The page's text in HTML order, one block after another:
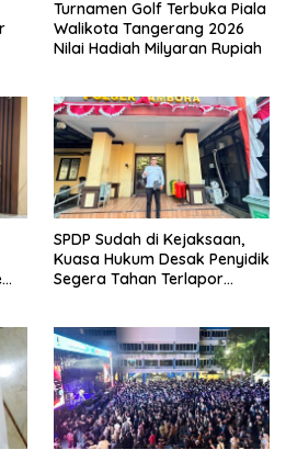
Turnamen Golf Terbuka Piala
Walikota Tangerang 2026
Nilai Hadiah Milyaran Rupiah
SPDP Sudah di Kejaksaan,
Kuasa Hukum Desak Penyidik
Segera Tahan Terlapor